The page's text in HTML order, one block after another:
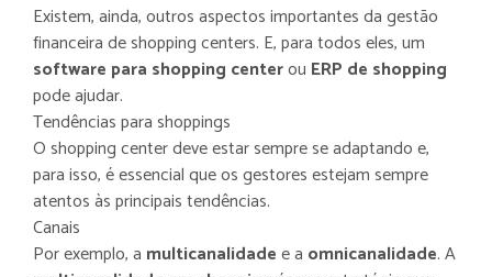
Existem, ainda, outros aspectos importantes da gestão
financeira de shopping centers. E, para todos eles, um
software para shopping centerou ERP de shopping
pode ajudar.
Tendências para shoppings
O shopping center deve estar sempre se adaptando e,
para isso, é essencial que os gestores estejam sempre
atentos às principais tendências.
Canais
Por exemplo, a multicanalidadee a omnicanalidade. A